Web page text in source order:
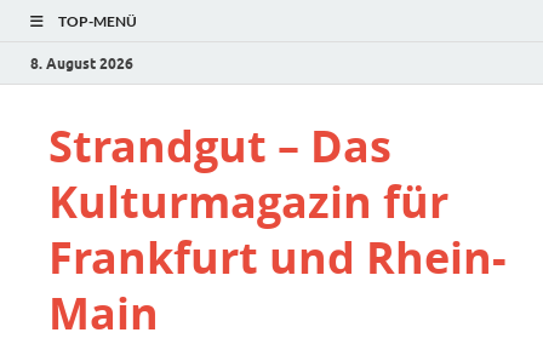
TOP-MENÜ
8. August 2026
Strandgut – Das
Kulturmagazin für
Frankfurt und Rhein-
Main